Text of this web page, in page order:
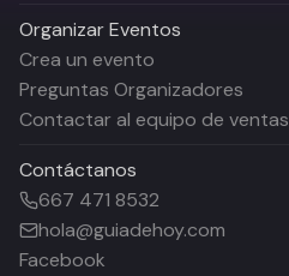
Organizar Eventos
Crea un evento
Preguntas Organizadores
Contactar al equipo de ventas
Contáctanos
667 471 8532
hola@guiadehoy.com
Facebook